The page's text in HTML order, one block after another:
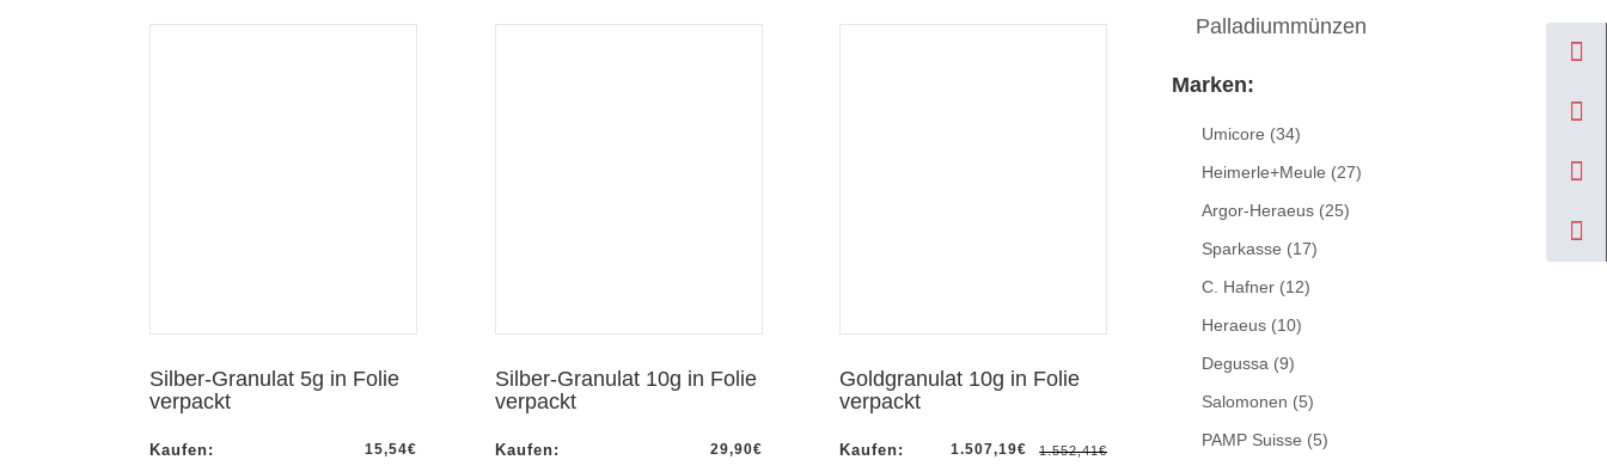
Silber-Granulat 5g in Folie
verpackt
Kaufen: 15,54€
Silber-Granulat 10g in Folie
verpackt
Kaufen: 29,90€
Goldgranulat 10g in Folie
verpackt
Kaufen: 1.507,19€ 1.552,41€
Palladiummünzen
Marken:
Umicore (34)
Heimerle+Meule (27)
Argor-Heraeus(25)
Sparkasse (17)
C. Hafner(12)
Heraeus(10)
Degussa (9)
Salomonen (5)
PAMP Suisse (5)